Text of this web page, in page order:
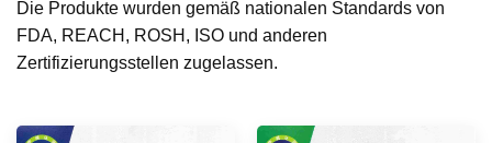
Die Produkte wurden gemäß nationalen Standards von
FDA, REACH, ROSH, ISO und anderen
Zertifizierungsstellen zugelassen.